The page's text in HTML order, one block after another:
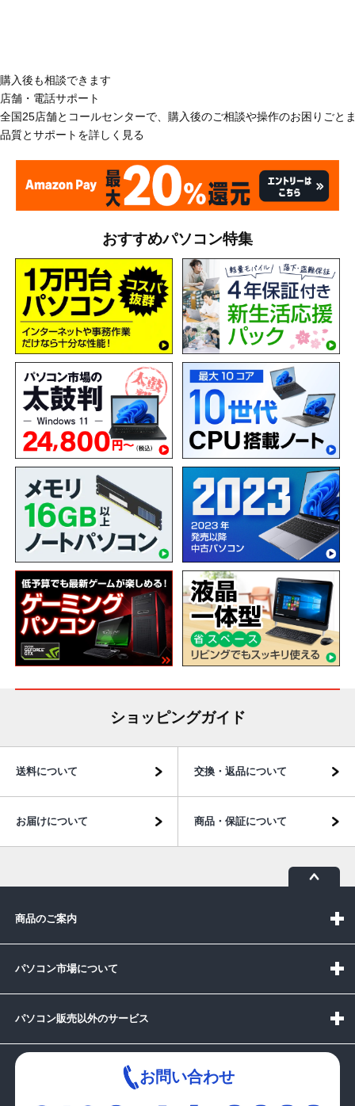
購入後も相談できます
店舗・電話サポート
全国25店舗とコールセンターで、購入後のご相談や操作のお困りごと
品質とサポートを詳しく見る
おすすめパソコン特集
ショッピングガイド
送料について 交換・返品について
お届けについて 商品・保証について
商品のご案内
パソコン市場について
パソコン販売以外のサービス
お問い合わせ